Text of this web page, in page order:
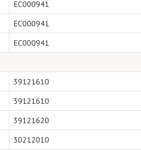
EC000941
EC000941
EC000941
39121610
39121610
39121620
30212010